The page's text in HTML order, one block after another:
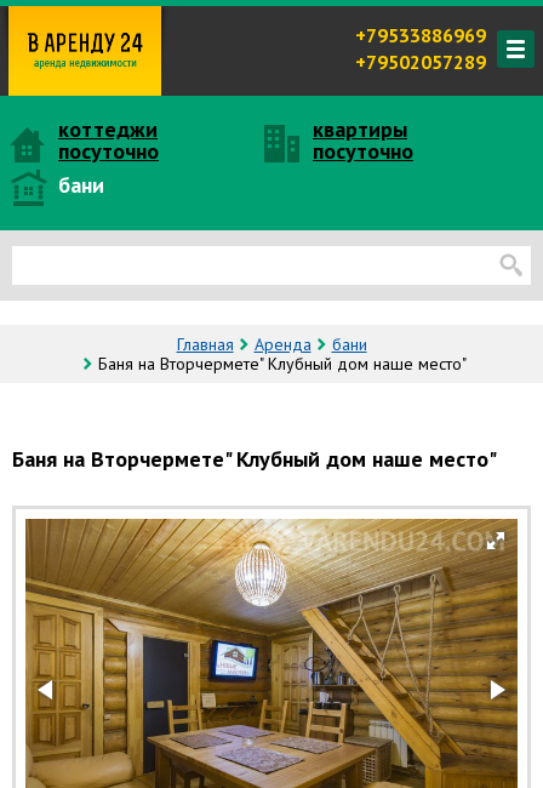
+79533886969
+79502057289
коттеджи
посуточно
квартиры
посуточно
бани
Главная Аренда
бани
Баня на Вторчермете" Клубный дом наше место"
Баня на Вторчермете" Клубный дом наше место"